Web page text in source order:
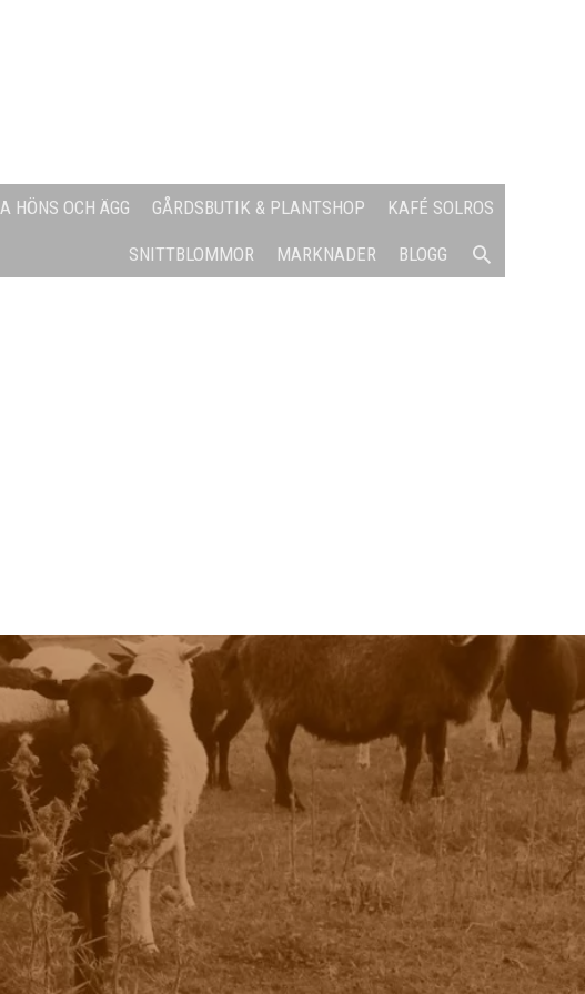
HÖNS OCH ÄGG GÅRDSBUTIK & PLANTSHOP KAFÉ SOLROS
SNITTBLOMMOR MARKNADER BLOGG SÖK